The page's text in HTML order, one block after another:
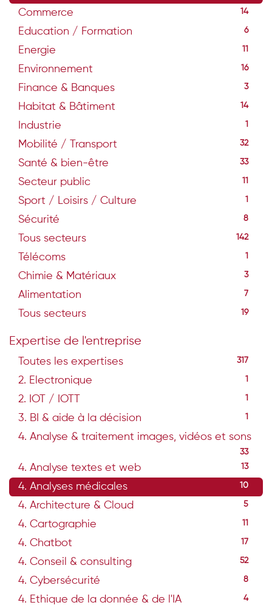
Commerce 14
Education / Formation 6
Energie 11
Environnement 16
Finance & Banques 3
Habitat & Bâtiment 14
Industrie 1
Mobilité / Transport 32
Santé & bien-être 33
Secteur public 11
Sport / Loisirs / Culture 1
Sécurité 8
Tous secteurs 142
Télécoms 1
Chimie & Matériaux 3
Alimentation 7
Tous secteurs 19
Expertise de l'entreprise
Toutes les expertises 317
2. Electronique 1
2. IOT / IOTT 1
3. BI & aide à la décision 1
4. Analyse & traitement images, vidéos et sons
33
4. Analyse textes et web 13
4. Analyses médicales 10
4. Architecture & Cloud 5
4. Cartographie
4. Chatbot 17
4. Conseil & consulting 52
4. Cybersécurité 8
4. Ethique de la donnée & de l'IA 4